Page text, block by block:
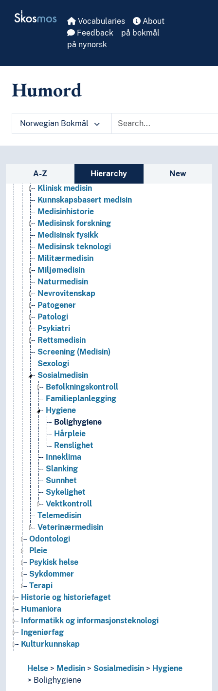
Skosmos Vocabularies
About
Feedback
på bokmål
på nynorsk
Humord
Norwegian Bokmål
Sidebar listing: list and traverse
A-Z Hierarchy New
Farmakologi
Fjellmedisin
Forebyggende medisin
Førstehjelp
Genetikk
Hematologi
Idrettsmedisin
Kasus (Medisin)
Kiropraktikk
Klinisk medisin
Kunnskapsbasert medisin
Medisinhistorie
Medisinsk forskning
Medisinsk fysikk
Medisinsk teknologi
Militærmedisin
Miljømedisin
Naturmedisin
Nevrovitenskap
Patogener
Patologi
Psykiatri
Rettsmedisin
Screening (Medisin)
Sexologi
Sosialmedisin
Befolkningskontroll
Familieplanlegging
Hygiene
Bolighygiene
Hårpleie
Renslighet
Inneklima
Slanking
Sunnhet
Sykelighet
Vektkontroll
Telemedisin
Veterinærmedisin
Odontologi
Pleie
Psykisk helse
Sykdommer
Terapi
Historie og historiefaget
Humaniora
Informatikk og informasjonsteknologi
Ingeniørfag
Kulturkunnskap
Lingvistikk
Litteratur
Helse Medisin Sosialmedisin
Hygiene
Bolighygiene